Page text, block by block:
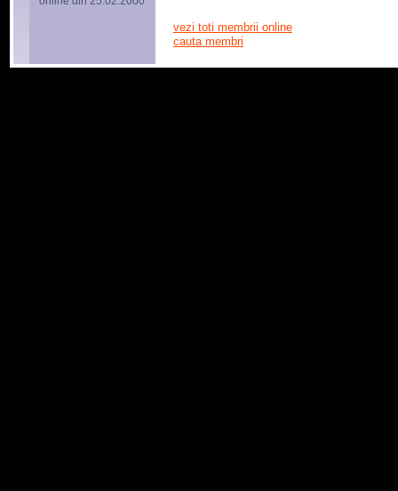
vezi toti membrii online
cauta membri